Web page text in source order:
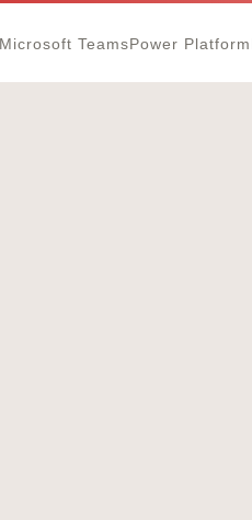
Microsoft Teams Power Platform